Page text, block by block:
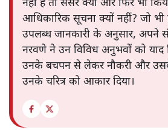
नहीं है तो सेंसर क्यों और फिर भी
आधिकारिक सूचना क्यों नहीं? जो
उपलब्ध जानकारी के अनुसार, अपने
नरवणे ने उन विविध अनुभवों को याद
उनके बचपन से लेकर नौकरी और
उनके चरित्र को आकार दिया।